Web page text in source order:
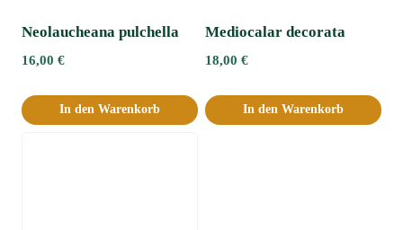
Neolaucheana pulchella
16,00 €
In den Warenkorb
Mediocalar decorata
18,00 €
In den Warenkorb